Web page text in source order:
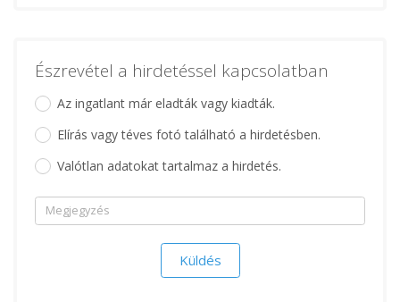
Észrevétel a hirdetéssel kapcsolatban
Az ingatlant már eladták vagy kiadták.
Elírás vagy téves fotó található a hirdetésben.
Valótlan adatokat tartalmaz a hirdetés.